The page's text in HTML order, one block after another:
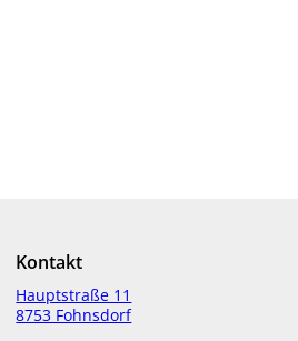
Kontakt
Hauptstraße 11
8753 Fohnsdorf